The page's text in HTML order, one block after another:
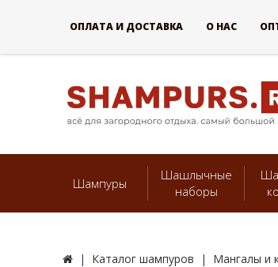
Шампуры
Шашлычные
наборы
Каталог шампуров Мангалы и
ОПЛАТА И ДОСТАВКА О НАС